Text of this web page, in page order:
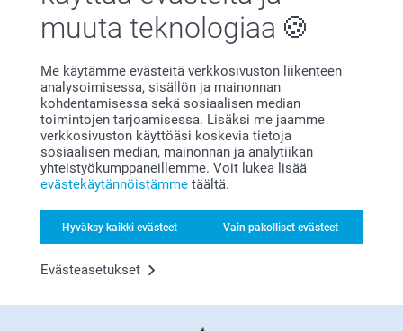
muuta teknologiaa
Me käytämme evästeitä verkkosivuston liikenteen
analysoimisessa, sisällön ja mainonnan
kohdentamisessa sekä sosiaalisen median
toimintojen tarjoamisessa. Lisäksi me jaamme
verkkosivuston käyttöäsi koskevia tietoja
sosiaalisen median, mainonnan ja analytiikan
yhteistyökumppaneillemme. Voit lukea lisää
evästekäytännöistämme täältä.
Hyväksy kaikki evästeet Vain pakolliset evästeet
Evästeasetukset
Bonusta kaikista tilauksista
Etsitkö inspiraatiota?